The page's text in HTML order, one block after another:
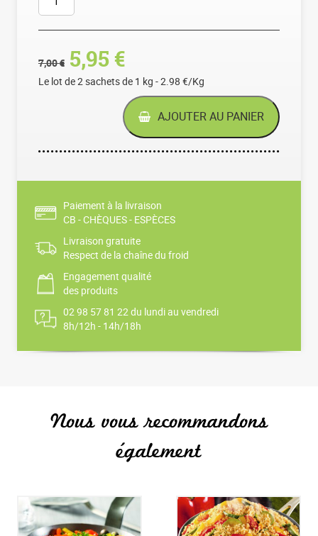
7,00€ Le prix initial était : 7,00
5,95€Le prix actuel est :
Le lot de 2 sachets de 1 kg - 2.98 €/Kg
AJOUTER AU PANIER
Paiement à la livraison
CB - CHÈQUES - ESPÈCES
Livraison gratuite
Respect de la chaîne du froid
Engagement qualité
des produits
02 98 57 81 22 du lundi au vendredi
8h/12h - 14h/18h
Nous vous recommandons
également